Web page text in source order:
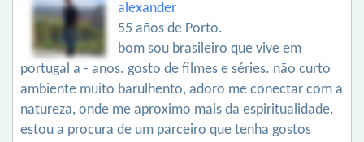
alexander
55 años de Porto.
bom sou brasileiro que vive em
portugal a - anos. gosto de filmes e séries. não curto
ambiente muito barulhento, adoro me conectar com a
natureza, onde me aproximo mais da espiritualidade.
estou a procura de um parceiro que tenha gostos